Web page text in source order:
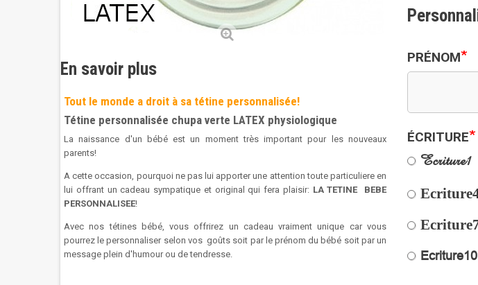
En savoir plus
Tout le monde a droit à sa tétine personnalisée!
Tétine personnalisée chupa verte LATEX physiologique
La naissance d'un bébé est un moment très important pour les nouveaux
parents!
A cette occasion, pourquoi ne pas lui apporter une attention toute particuliere en
lui offrant un cadeau sympatique et original qui fera plaisir: LA TETINE BEBE
PERSONNALISEE!
Avec nos tétines bébé, vous offrirez un cadeau vraiment unique car vous
pourrez le personnaliser selon vos goûts soit par le prénom du bébé soit par un
message plein d'humour ou de tendresse.
PRÉNOM*
ÉCRITURE*
Ecriture1
Ecriture10